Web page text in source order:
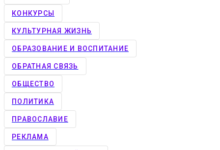
КОНКУРCЫ
КУЛЬТУРНАЯ ЖИЗНЬ
ОБРАЗОВАНИЕ И ВОСПИТАНИЕ
ОБРАТНАЯ СВЯЗЬ
ОБЩЕСТВО
ПОЛИТИКА
ПРАВОСЛАВИЕ
РЕКЛАМА